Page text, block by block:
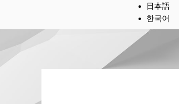
日本語
한국어